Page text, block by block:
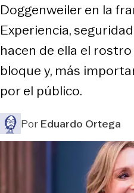
Doggenweiler en la
Experiencia,
hacen de ella el
bloque y, más
por el público.
PorEduardo Ortega